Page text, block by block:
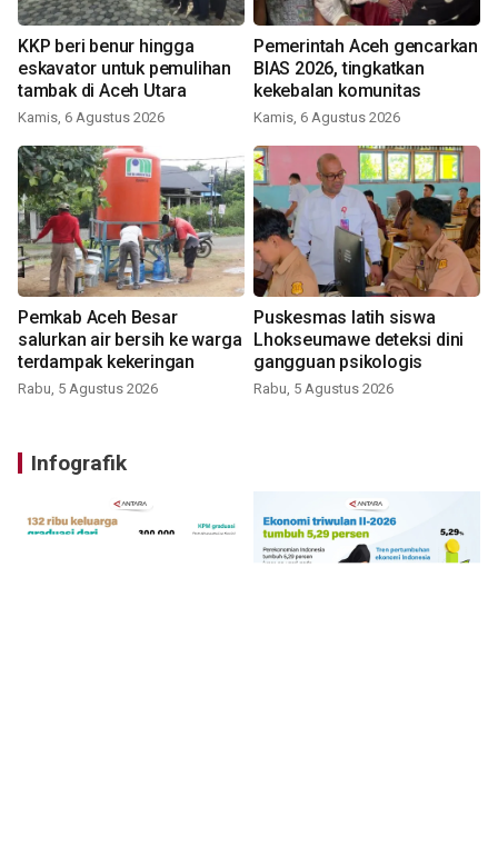
KKP beri benur hingga
eskavator untuk pemulihan
tambak di Aceh Utara
Kamis, 6 Agustus 2026
Pemerintah Aceh gencarkan
BIAS 2026, tingkatkan
kekebalan komunitas
Kamis, 6 Agustus 2026
Pemkab Aceh Besar
salurkan air bersih ke warga
terdampak kekeringan
Rabu, 5 Agustus 2026
Puskesmas latih siswa
Lhokseumawe deteksi dini
gangguan psikologis
Rabu, 5 Agustus 2026
Infografik